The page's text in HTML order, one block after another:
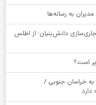
به رسانه‌ها
دانش‌بنیان؛ از اطلس
است؟
حسینی به خراسان جنوبی /